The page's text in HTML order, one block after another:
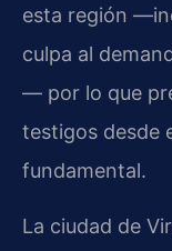
esta región
culpa al
— por lo que
testigos desde
fundamental.
La ciudad de